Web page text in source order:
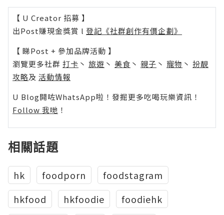
【 U Creator 招募 】
出Post賺現金獎賞 l 登記《社群創作有價企劃》
【 睇Post + 參加品牌活動 】
瀏覽更多社群 打卡 丶 旅遊 丶 美食 丶 親子 丶 寵物 丶 扮靚
攻略及 活動情報
U Blog開咗WhatsApp啦！發掘更多吃喝玩樂資訊！
Follow 我哋 ！
相關話題
hk foodporn
foodstagram
hkfood
hkfoodie foodiehk